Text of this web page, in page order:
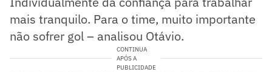
mais tranquilo. Para o time, muito importante
não sofrer gol – analisou Otávio.
CONTINUA
APÓS A
PUBLICIDADE